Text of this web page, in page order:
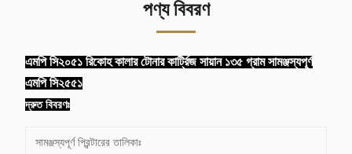
পণ্য বিবরণ
এমপি সি২০৫১ রিকোহ কালার টোনার কার্ট্রিজ সায়ান ১৩৫ গ্রাম সামঞ্জস্যপূর্ণ
এমপি সি২৫৫১
দ্রুত বিবরণঃ
সামঞ্জস্যপূর্ণ প্রিন্টারের তালিকাঃ